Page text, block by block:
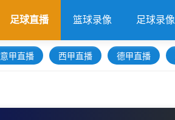
足球直播 篮球录像 足球录像
意甲直播 西甲直播 德甲直播